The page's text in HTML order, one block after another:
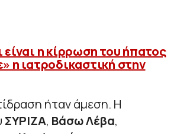
η κίρρωση του ήπατος
η ιατροδικαστική στην
ήταν άμεση. Η
ΣΥΡΙΖΑ, Βάσω Λέβα,